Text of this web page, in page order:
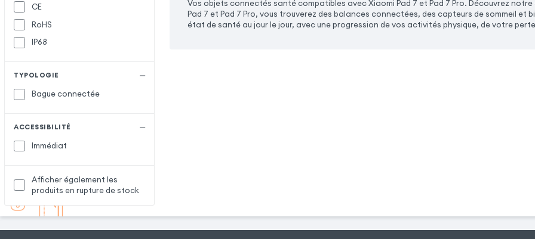
CE
RoHS
IP68
TYPOLOGIE
Bague connectée
ACCESSIBILITÉ
Immédiat
Afficher également les
produits en rupture de stock
Vos objets connectés santé compatibles avec Xiaomi Pad 7 et Pad 7 Pro. Découvrez
Pad 7 et Pad 7 Pro, vous trouverez des balances connectées, des capteurs de sommeil et
état de santé au jour le jour, avec une progression de vos activités physique, de votre